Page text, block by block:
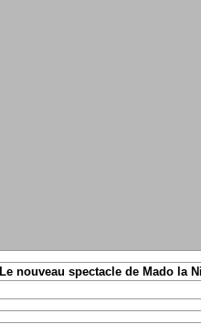
Le nouveau spectacle de Mado la